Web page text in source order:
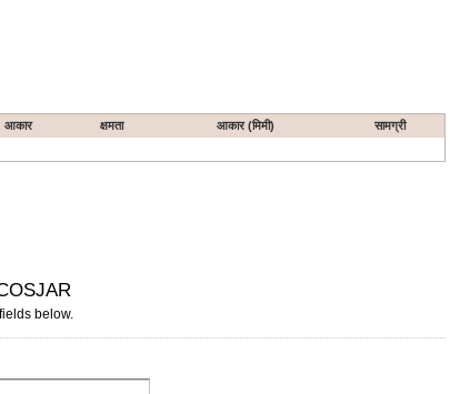
आकार क्षमता आकार (मिमी)
सामग्री